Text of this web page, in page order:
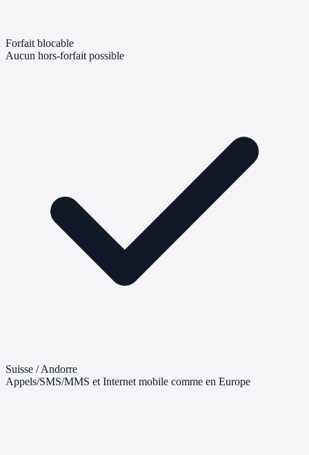
Forfait blocable
Aucun hors-forfait possible
Suisse / Andorre
Appels/SMS/MMS et Internet mobile comme en Europe